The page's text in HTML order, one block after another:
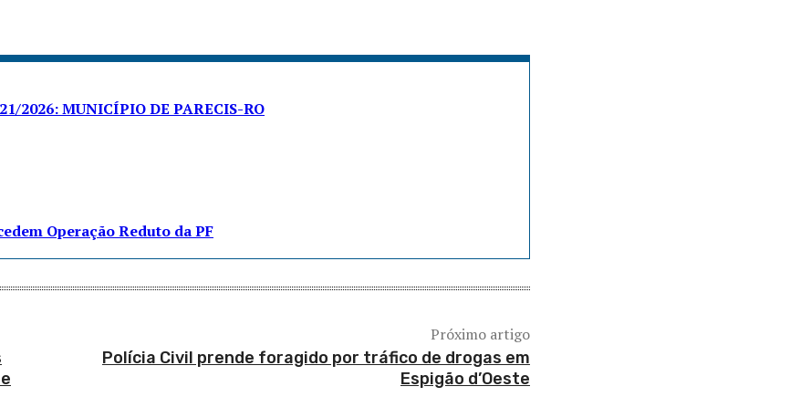
2026: MUNICÍPIO DE PARECIS-RO
Operação Reduto da PF
Próximo artigo
Polícia Civil prende foragido por tráfico de drogas em
Espigão d’Oeste